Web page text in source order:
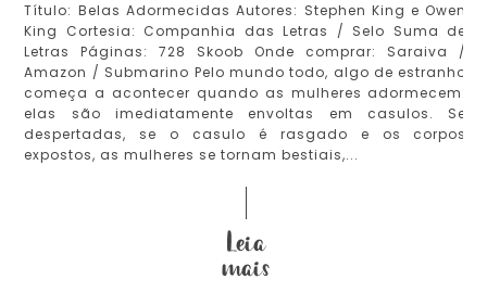
Título: Belas Adormecidas Autores: Stephen King e Owen
King Cortesia: Companhia das Letras / Selo Suma de
Letras Páginas: 728 Skoob Onde comprar: Saraiva /
Amazon / Submarino Pelo mundo todo, algo de estranho
começa a acontecer quando as mulheres adormecem:
elas são imediatamente envoltas em casulos. Se
despertadas, se o casulo é rasgado e os corpos
expostos, as mulheres se tornam bestiais,...